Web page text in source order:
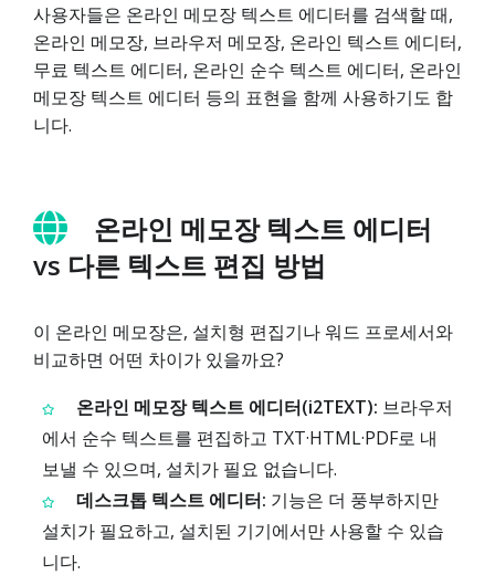
사용자들은 온라인 메모장 텍스트 에디터를 검색할 때,
온라인 메모장, 브라우저 메모장, 온라인 텍스트 에디터,
무료 텍스트 에디터, 온라인 순수 텍스트 에디터, 온라인
메모장 텍스트 에디터 등의 표현을 함께 사용하기도 합
니다.
온라인 메모장 텍스트 에디터
vs 다른 텍스트 편집 방법
이 온라인 메모장은, 설치형 편집기나 워드 프로세서와
비교하면 어떤 차이가 있을까요?
온라인 메모장 텍스트 에디터(i2TEXT): 브라우저
에서 순수 텍스트를 편집하고 TXT·HTML·PDF로 내
보낼 수 있으며, 설치가 필요 없습니다.
데스크톱 텍스트 에디터: 기능은 더 풍부하지만
설치가 필요하고, 설치된 기기에서만 사용할 수 있습
니다.